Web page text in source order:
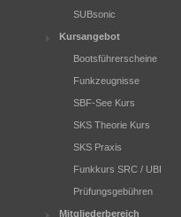
SUBsonic
Kursangebot
Bootsführerscheine
Funkzeugnisse
SBF-See Kurs
SKS Theorie Kurs
SKS Praxis
Funkkurs SRC / UBI
Prüfungsgebühren
Mitgliederbereich